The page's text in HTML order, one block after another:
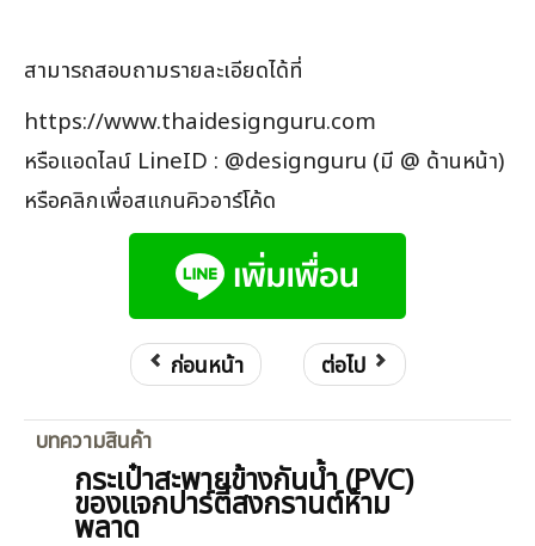
สามารถสอบถามรายละเอียดได้ที่
https://www.thaidesignguru.com
หรือแอดไลน์ LineID : @designguru (มี @ ด้านหน้า)
หรือคลิกเพื่อสแกนคิวอาร์โค้ด
ก่อนหน้า ต่อไป
บทความสินค้า
กระเป๋าสะพายข้างกันน้ำ (PVC)
ของแจกปาร์ตี้สงกรานต์ห้าม
พลาด